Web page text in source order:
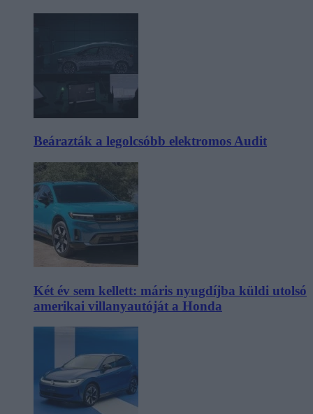
Beárazták a legolcsóbb elektromos Audit
Két év sem kellett: máris nyugdíjba küldi utolsó
amerikai villanyautóját a Honda